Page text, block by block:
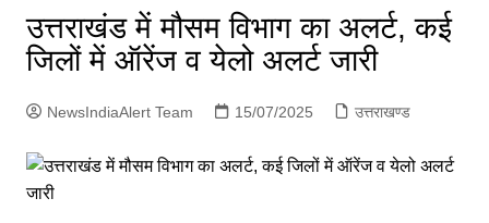
उत्तराखंड में मौसम विभाग का अलर्ट, कई
जिलों में ऑरेंज व येलो अलर्ट जारी
NewsIndiaAlert Team 15/07/2025 उत्तराखण्ड
p
g